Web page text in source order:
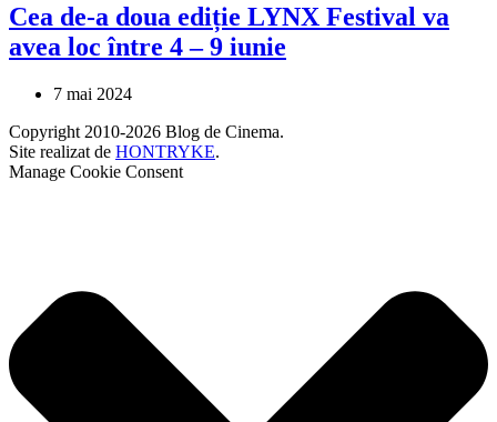
Cea de-a doua ediție LYNX Festival va
avea loc între 4 – 9 iunie
7 mai 2024
Copyright 2010-2026 Blog de Cinema.
Site realizat de HONTRYKE.
Manage Cookie Consent